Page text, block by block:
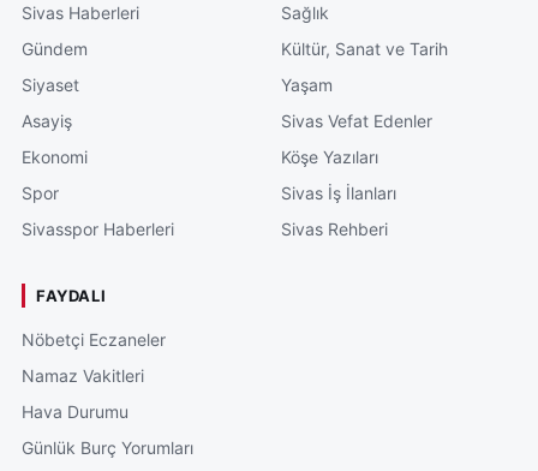
Sivas Haberleri
Gündem
Siyaset
Asayiş
Ekonomi
Spor
Sivasspor Haberleri
Sağlık
Kültür, Sanat ve Tarih
Yaşam
Sivas Vefat Edenler
Köşe Yazıları
Sivas İş İlanları
Sivas Rehberi
FAYDALI
Nöbetçi Eczaneler
Namaz Vakitleri
Hava Durumu
Günlük Burç Yorumları